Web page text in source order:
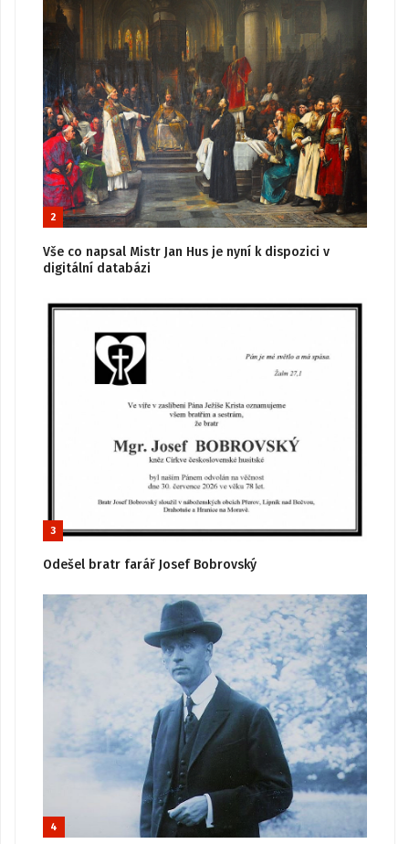
2
Vše co napsal Mistr Jan Hus je nyní k dispozici v
digitální databázi
3
Odešel bratr farář Josef Bobrovský
4